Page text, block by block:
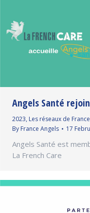
Angels Santé
2023, Les réseaux de
By France Angels 17
Angels Santé est
La French Care